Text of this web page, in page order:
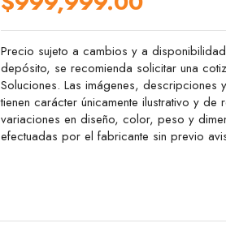
Precio sujeto a cambios y a
depósito, se recomienda solicitar una
Soluciones. Las imágenes, descripciones
tienen carácter únicamente ilustrativo y
variaciones en diseño, color, peso y
efectuadas por el fabricante sin previo